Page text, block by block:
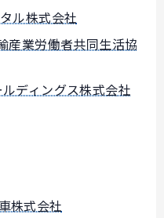
ル株式会社
産業労働者共同生活協
ルディングス株式会社
株式会社